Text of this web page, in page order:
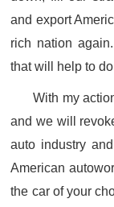
and export
rich nation
that will help to
With my
and we will
auto industry
American
the car of your